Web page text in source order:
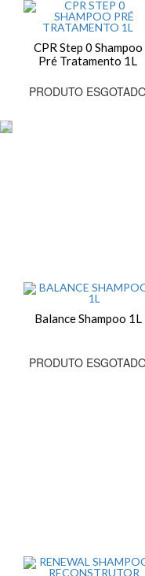
CPR Step 0 Shampoo
Pré Tratamento 1L
PRODUTO
Balance Shampoo 1L
PRODUTO